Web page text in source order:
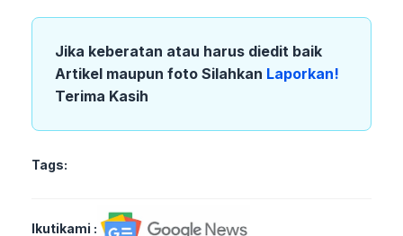
Jika keberatan atau harus diedit baik
Artikel maupun foto Silahkan Laporkan!
Terima Kasih
Tags:
Ikutikami :